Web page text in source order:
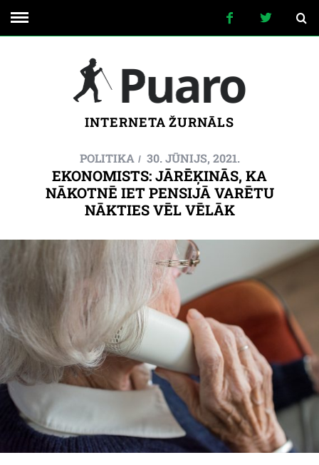
INTERNETA ŽURNĀLS
POLITIKA 30. JŪNIJS, 2021.
EKONOMISTS: JĀRĒĶINĀS, KA
NĀKOTNĒ IET PENSIJĀ VARĒTU
NĀKTIES VĒL VĒLĀK